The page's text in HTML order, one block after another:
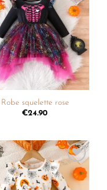
Ajouter
à la
liste de
souhaits
Robe squelette rose
€24.90
Ajouter
à la
liste de